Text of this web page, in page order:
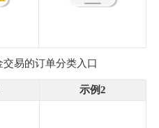
易的订单分类入口
示例2